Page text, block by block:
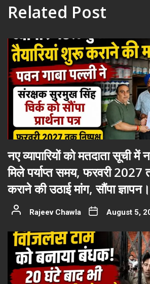
Related Post
नए व्यापारियों को मतदाता सूची
मिले पर्याप्त समय, फरवरी 2027
कराने की उठाई मांग, सौंपा ज्ञापन।
Rajeev Chawla August 5,